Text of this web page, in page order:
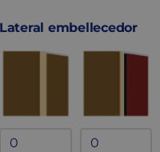
Lateral embellecedor
Lateral en
Lateral